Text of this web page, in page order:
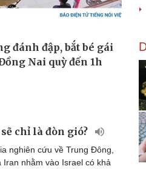
chỉ là đòn gió?
nghiên cứu về Trung Đông,
nhằm vào Israel có khả